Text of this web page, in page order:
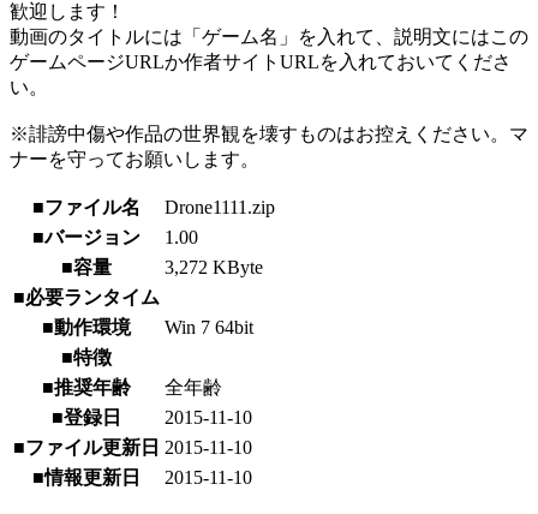
歓迎します！
動画のタイトルには「ゲーム名」を入れて、説明文にはこの
ゲームページURLか作者サイトURLを入れておいてくださ
い。
※誹謗中傷や作品の世界観を壊すものはお控えください。マ
ナーを守ってお願いします。
■ファイル名
Drone1111.zip
■バージョン
1.00
■容量
3,272 KByte
■必要ランタイム
■動作環境
Win 7 64bit
■特徴
■推奨年齢
全年齢
■登録日
2015-11-10
■ファイル更新日 2015-11-10
■情報更新日
2015-11-10